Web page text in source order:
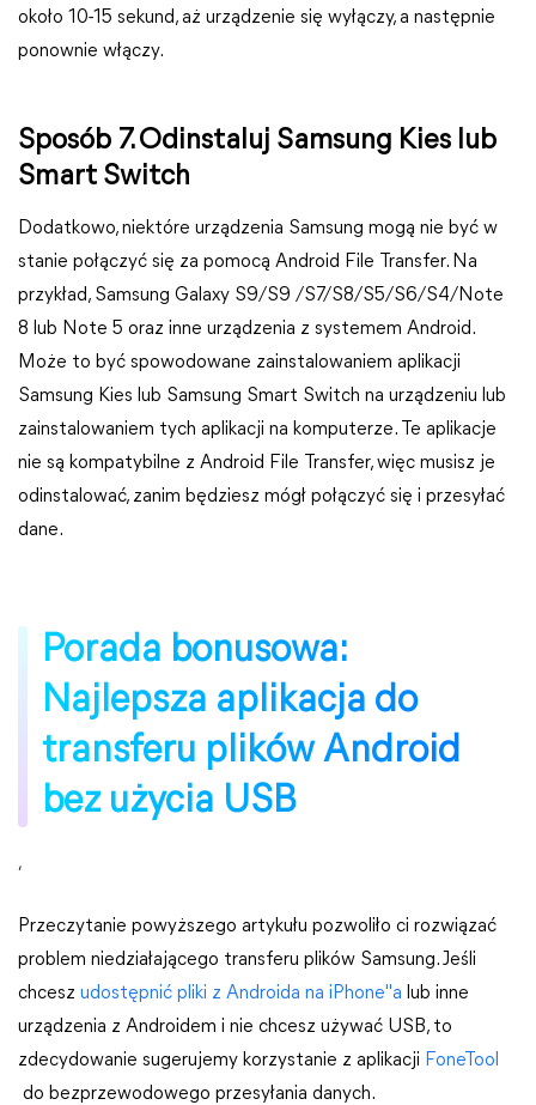
około 10-15 sekund, aż urządzenie się wyłączy, a następnie
ponownie włączy.
Sposób 7. Odinstaluj Samsung Kies lub
Smart Switch
Dodatkowo, niektóre urządzenia Samsung mogą nie być w
stanie połączyć się za pomocą Android File Transfer. Na
przykład, Samsung Galaxy S9/S9 /S7/S8/S5/S6/S4/Note
8 lub Note 5 oraz inne urządzenia z systemem Android.
Może to być spowodowane zainstalowaniem aplikacji
Samsung Kies lub Samsung Smart Switch na urządzeniu lub
zainstalowaniem tych aplikacji na komputerze. Te aplikacje
nie są kompatybilne z Android File Transfer, więc musisz je
odinstalować, zanim będziesz mógł połączyć się i przesyłać
dane.
Porada bonusowa:
Najlepsza aplikacja do
transferu plików Android
bez użycia USB
,
Przeczytanie powyższego artykułu pozwoliło ci rozwiązać
problem niedziałającego transferu plików Samsung. Jeśli
chcesz udostępnić pliki z Androida na iPhone"a lub inne
urządzenia z Androidem i nie chcesz używać USB, to
zdecydowanie sugerujemy korzystanie z aplikacji FoneTool
do bezprzewodowego przesyłania danych.